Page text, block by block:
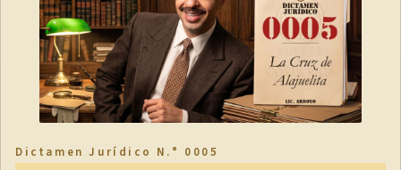
Dictamen Jurídico N.° 0005